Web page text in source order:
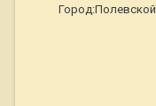
Город:Полевской